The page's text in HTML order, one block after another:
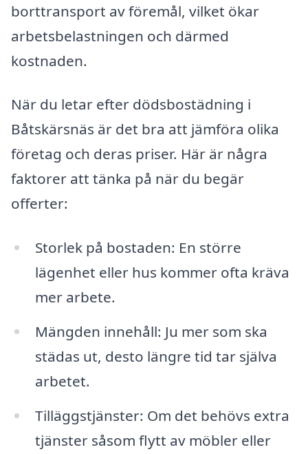
borttransport av föremål, vilket ökar
arbetsbelastningen och därmed
kostnaden.
När du letar efter dödsbostädning i
Båtskärsnäs är det bra att jämföra olika
företag och deras priser. Här är några
faktorer att tänka på när du begär
offerter:
Storlek på bostaden: En större
lägenhet eller hus kommer ofta kräva
mer arbete.
Mängden innehåll: Ju mer som ska
städas ut, desto längre tid tar själva
arbetet.
Tilläggstjänster: Om det behövs extra
tjänster såsom flytt av möbler eller